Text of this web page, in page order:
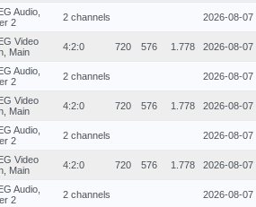
Audio,
2
2 channels 2026-08-07
Video
Main
4:2:0 720 576 1.778 2026-08-07
Audio,
2
2 channels 2026-08-07
Video
Main
4:2:0 720 576 1.778 2026-08-07
Audio,
2
2 channels 2026-08-07
Video
Main
4:2:0 720 576 1.778 2026-08-07
Audio,
2
2 channels 2026-08-07